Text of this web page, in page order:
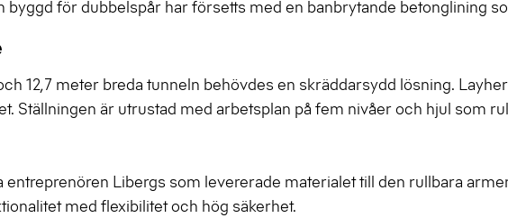
för dubbelspår har försetts med en banbrytande betonglining
12,7 meter breda tunneln behövdes en skräddarsydd lösning.
Ställningen är utrustad med arbetsplan på fem nivåer och hjul som
Libergs som levererade materialet till den rullbara
med flexibilitet och hög säkerhet.